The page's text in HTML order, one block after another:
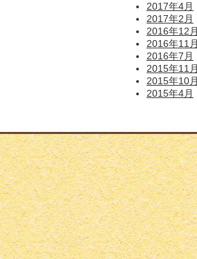
2017年4月
2017年2月
2016年12月
2016年11月
2016年7月
2015年11月
2015年10月
2015年4月